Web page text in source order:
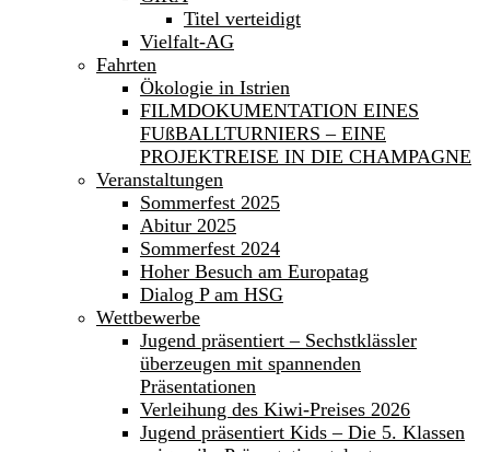
Titel verteidigt
Vielfalt-AG
Fahrten
Ökologie in Istrien
FILMDOKUMENTATION EINES
FUßBALLTURNIERS – EINE
PROJEKTREISE IN DIE CHAMPAGNE
Veranstaltungen
Sommerfest 2025
Abitur 2025
Sommerfest 2024
Hoher Besuch am Europatag
Dialog P am HSG
Wettbewerbe
Jugend präsentiert – Sechstklässler
überzeugen mit spannenden
Präsentationen
Verleihung des Kiwi-Preises 2026
Jugend präsentiert Kids – Die 5. Klassen